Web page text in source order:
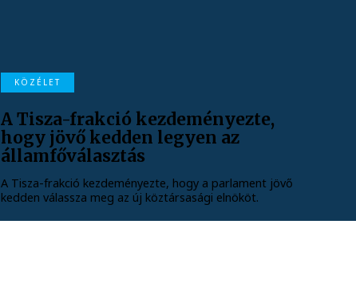
KÖZÉLET
A Tisza-frakció kezdeményezte,
hogy jövő kedden legyen az
államfőválasztás
A Tisza-frakció kezdeményezte, hogy a parlament jövő
kedden válassza meg az új köztársasági elnököt.